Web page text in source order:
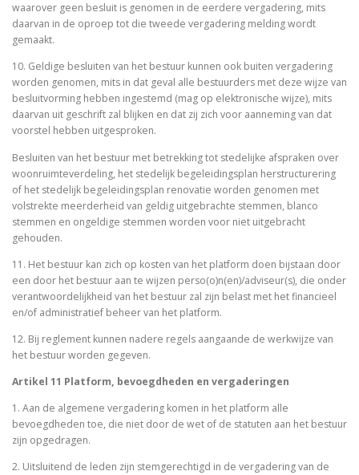
waarover geen besluit is genomen in de eerdere vergadering, mits
daarvan in de oproep tot die tweede vergadering melding wordt
gemaakt.
10. Geldige besluiten van het bestuur kunnen ook buiten vergadering
worden genomen, mits in dat geval alle bestuurders met deze wijze van
besluitvorming hebben ingestemd (mag op elektronische wijze), mits
daarvan uit geschrift zal blijken en dat zij zich voor aanneming van dat
voorstel hebben uitgesproken.
Besluiten van het bestuur met betrekking tot stedelijke afspraken over
woonruimteverdeling, het stedelijk begeleidingsplan herstructurering
of het stedelijk begeleidingsplan renovatie worden genomen met
volstrekte meerderheid van geldig uitgebrachte stemmen, blanco
stemmen en ongeldige stemmen worden voor niet uitgebracht
gehouden.
11. Het bestuur kan zich op kosten van het platform doen bijstaan door
een door het bestuur aan te wijzen perso(o)n(en)/adviseur(s), die onder
verantwoordelijkheid van het bestuur zal zijn belast met het financieel
en/of administratief beheer van het platform.
12. Bij reglement kunnen nadere regels aangaande de werkwijze van
het bestuur worden gegeven.
Artikel 11 Platform, bevoegdheden en vergaderingen
1. Aan de algemene vergadering komen in het platform alle
bevoegdheden toe, die niet door de wet of de statuten aan het bestuur
zijn opgedragen.
2. Uitsluitend de leden zijn stemgerechtigd in de vergadering van de